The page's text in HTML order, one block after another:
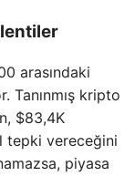
arasındaki
Tanınmış kripto
$83,4K
tepki vereceğini
piyasa